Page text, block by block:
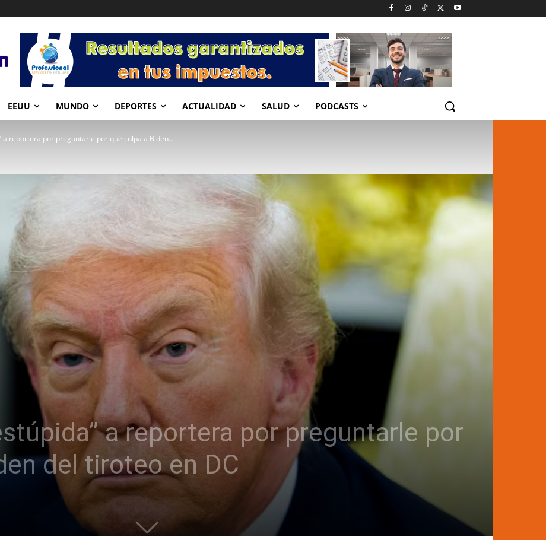
EEUU MUNDO DEPORTES ACTUALIDAD SALUD PODCASTS
a reportera por preguntarle por qué culpa a Biden...
a reportera por preguntarle por
del tiroteo en DC